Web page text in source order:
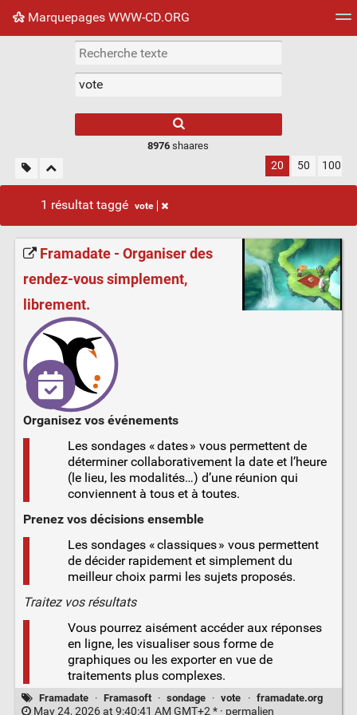
Marquepages WWW-CD.ORG
Nuage de tags Mur d'images
8976 shaares
20 50 100
1 résultat taggé vote
Framadate - Organiser des
rendez-vous simplement,
librement.
Organisez vos événements
Les sondages « dates » vous permettent de
déterminer collaborativement la date et l’heure
(le lieu, les modalités…) d’une réunion qui
conviennent à tous et à toutes.
Prenez vos décisions ensemble
Les sondages « classiques » vous permettent
de décider rapidement et simplement du
meilleur choix parmi les sujets proposés.
Traitez vos résultats
Vous pourrez aisément accéder aux réponses
en ligne, les visualiser sous forme de
graphiques ou les exporter en vue de
traitements plus complexes.
Framadate · Framasoft · sondage · vote · framadate.org
May 24, 2026 at 9:40:41 AM GMT+2 * · permalien